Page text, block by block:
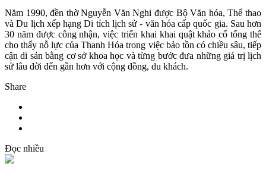
Năm 1990, đền thờ Nguyễn Văn Nghi được Bộ Văn hóa, Thể thao
và Du lịch xếp hạng Di tích lịch sử - văn hóa cấp quốc gia. Sau hơn
30 năm được công nhận, việc triển khai khai quật khảo cổ tổng thể
cho thấy nỗ lực của Thanh Hóa trong việc bảo tồn có chiều sâu, tiếp
cận di sản bằng cơ sở khoa học và từng bước đưa những giá trị lịch
sử lâu đời đến gần hơn với cộng đồng, du khách.
Share
Đọc nhiều